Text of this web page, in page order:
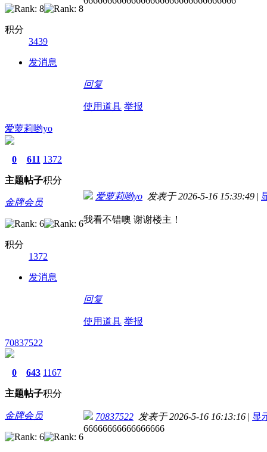
积分
3439
发消息
回复
使用道具 举报
爱萝莉哟yo
0
主题
611
帖子
1372
积分
金牌会员
积分
1372
发消息
爱萝莉哟yo 发表于 2026-5-16 15:39:49 |
我看不错噢 谢谢楼主！
回复
使用道具 举报
70837522
0
主题
643
帖子
1167
积分
金牌会员 70837522 发表于 2026-5-16 16:13:16 | 显
66666666666666666